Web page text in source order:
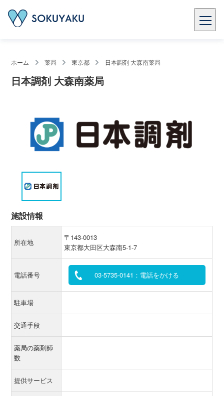
ホーム 薬局 東京都 日本調剤 大森南薬局
日本調剤 大森南薬局
施設情報
所在地
〒143-0013
東京都大田区大森南5-1-7
電話番号 03-5735-0141：電話をかける
駐車場
交通手段
薬局の薬剤師
数
提供サービス